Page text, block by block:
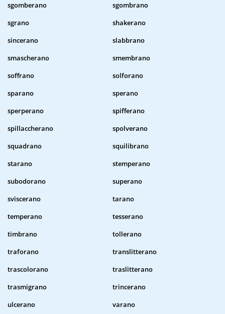
sgomberano
sgombrano
sgrano
shakerano
sincerano
slabbrano
smascherano
smembrano
soffrano
solforano
sparano
sperano
sperperano
spifferano
spillaccherano
spolverano
squadrano
squilibrano
starano
stemperano
subodorano
superano
sviscerano
tarano
temperano
tesserano
timbrano
tollerano
traforano
translitterano
trascolorano
traslitterano
trasmigrano
trincerano
ulcerano
varano